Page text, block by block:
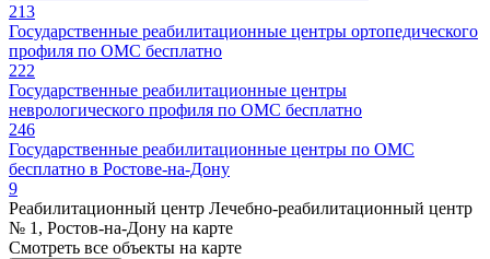
213
Государственные реабилитационные центры ортопедического
профиля по ОМС бесплатно
222
Государственные реабилитационные центры
неврологического профиля по ОМС бесплатно
246
Государственные реабилитационные центры по ОМС
бесплатно в Ростове-на-Дону
9
Реабилитационный центр Лечебно-реабилитационный центр
№ 1, Ростов-на-Дону на карте
Смотреть все объекты на карте